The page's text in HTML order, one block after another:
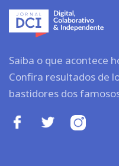
Saiba o que acontece
Confira resultados de
bastidores dos